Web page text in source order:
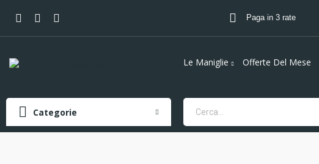
Paga in 3 rate
Le Maniglie Offerte Del Mese
Categorie